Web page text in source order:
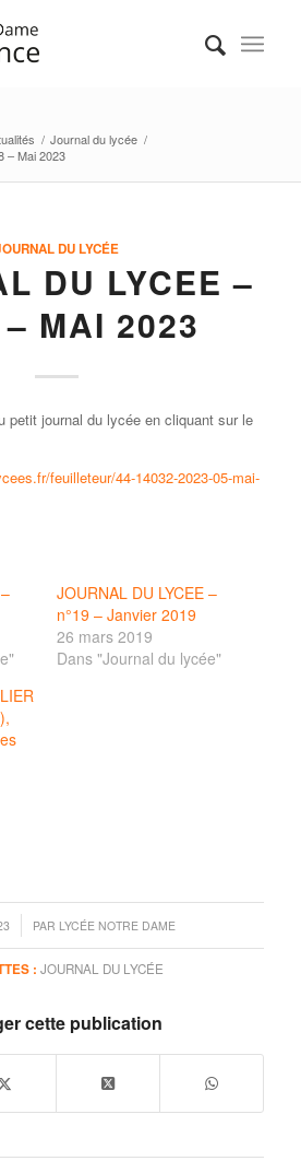
/ Journal du lycée /
– Mai 2023
DU LYCÉE
DU LYCEE –
– MAI 2023
petit journal du lycée en cliquant sur le
feuilleteur/44-14032-2023-05-mai-
JOURNAL DU LYCEE –
n°19 – Janvier 2019
26 mars 2019
Dans "Journal du lycée"
PAR LYCÉE NOTRE DAME
: JOURNAL DU LYCÉE
cette publication